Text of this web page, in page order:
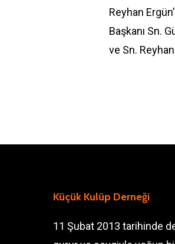
Reyhan
Başkanı Sn.
ve Sn.
Küçük Kulüp Derneği
11 Şubat 2013 tarihinde